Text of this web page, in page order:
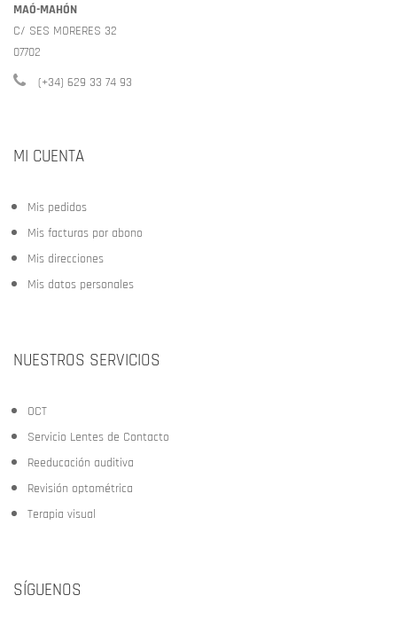
MAÓ-MAHÓN
C/ SES MORERES 32
07702
(+34) 629 33 74 93
MI CUENTA
Mis pedidos
Mis facturas por abono
Mis direcciones
Mis datos personales
NUESTROS SERVICIOS
OCT
Servicio Lentes de Contacto
Reeducación auditiva
Revisión optométrica
Terapia visual
SÍGUENOS